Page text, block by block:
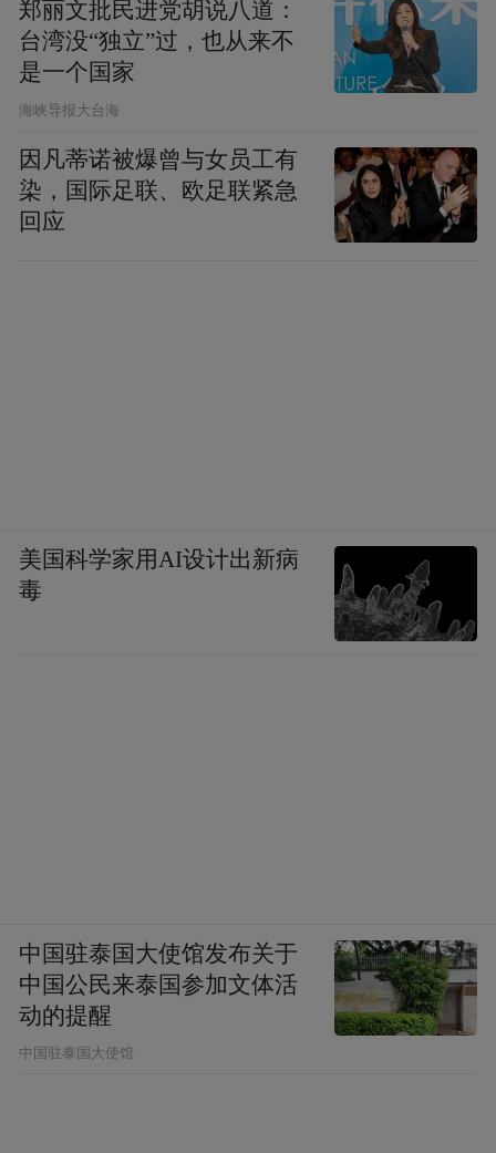
同时，依托“园区+社区”双核驱动模式，将积
极引入区域首店，着力打造“街区型次世代品
质生活中心”，填补三公里范围内多样化生活
方式的空白，实现低效工业用地的活力提
升。
郑丽文批民进党胡说八道：
台湾没“独立”过，也从来不
是一个国家
​海峡导报大台海
因凡蒂诺被爆曾与女员工有
染，国际足联、欧足联紧急
回应
美国科学家用AI设计出新病
毒
中国驻泰国大使馆发布关于
中国公民来泰国参加文体活
动的提醒
中国驻泰国大使馆